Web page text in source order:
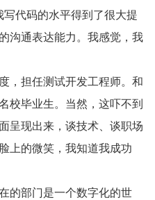
代码的水平得到了很大提
沟通表达能力。我感觉，我
，担任测试开发工程师。和
校毕业生。当然，这吓不到
呈现出来，谈技术、谈职场
上的微笑，我知道我成功
的部门是一个数字化的世